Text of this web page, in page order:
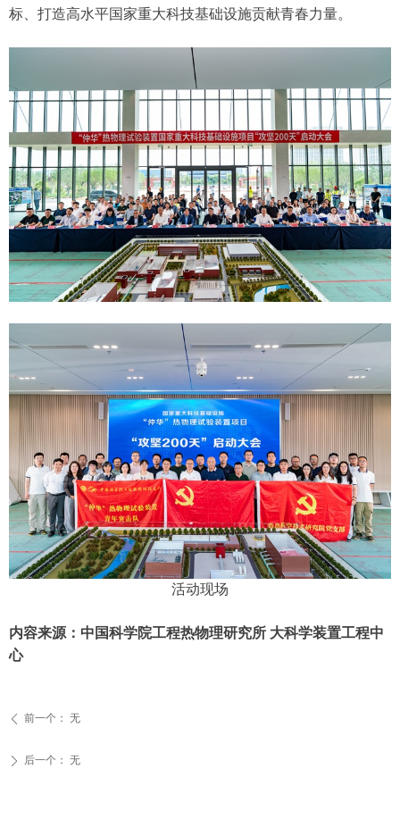
标、打造高水平国家重大科技基础设施贡献青春力量。
活动现场
内容来源：中国科学院工程热物理研究所 大科学装置工程中
心
ꄴ 前一个： 无
ꄲ 后一个： 无